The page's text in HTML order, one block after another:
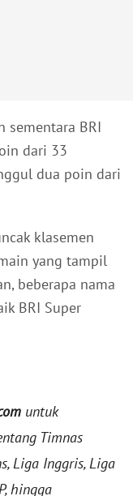
sementara BRI
dari 33
dua poin dari
klasemen
yang tampil
beberapa nama
BRI Super
untuk
Timnas
Liga Inggris, Liga
hingga